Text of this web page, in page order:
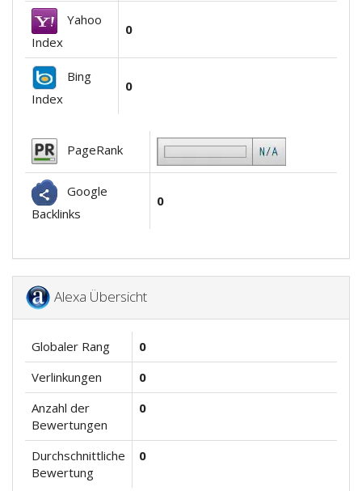
Yahoo
Index
0
Bing
Index
0
PageRank
Google
Backlinks
0
Alexa Übersicht
Globaler Rang
0
Verlinkungen
0
Anzahl der
Bewertungen
0
Durchschnittliche
Bewertung
0